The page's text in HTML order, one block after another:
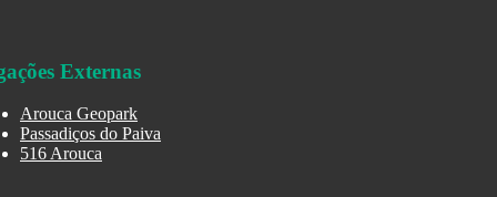
Externas
Arouca Geopark
Passadiços do Paiva
516 Arouca